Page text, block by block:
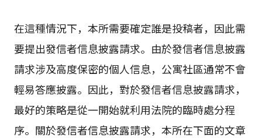
在這種情況下，本所需要確定誰是投稿者，因此需
要提出發信者信息披露請求。由於發信者信息披露
請求涉及高度保密的個人信息，公寓社區通常不會
輕易答應披露。因此，對於發信者信息披露請求，
最好的策略是從一開始就利用法院的臨時處分程
序。關於發信者信息披露請求，本所在下面的文章